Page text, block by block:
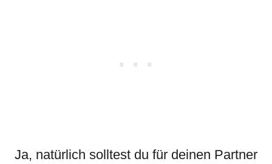
Ja, natürlich solltest du für deinen Partner